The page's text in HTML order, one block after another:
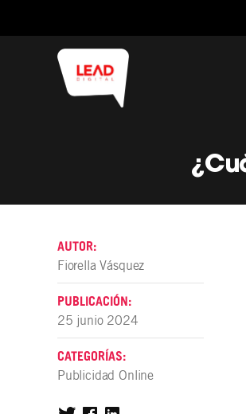
AUTOR:
Fiorella Vásquez
PUBLICACIÓN:
25 junio 2024
CATEGORÍAS:
Publicidad Online